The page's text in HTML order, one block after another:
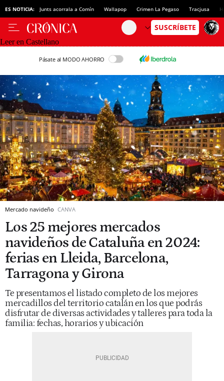
ES NOTICIA: Junts acorrala a Comín Wallapop Crimen La Pegaso Tracjusa
Leer en Castellano
Pásate al MODO AHORRO
Mercado navideño CANVA
Los 25 mejores mercados
navideños de Cataluña en 2024:
ferias en Lleida, Barcelona,
Tarragona y Girona
Te presentamos el listado completo de los mejores
mercadillos del territorio catalán en los que podrás
disfrutar de diversas actividades y talleres para toda la
familia: fechas, horarios y ubicación